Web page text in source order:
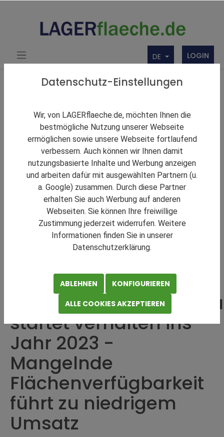
DE LOGIN
Themen Rund um Lager und LAGERflaeche.de
Jahr 2023 - Mangelnde Flächenverfügbarkeit führt
zu niedrigem Umsatz
startet verhalten ins
Jahr 2023 -
Mangelnde
Flächenverfügbarkeit
führt zu niedrigem
Umsatz
Datenschutz-Einstellungen
Wir, von LAGERflaeche.de, möchten Ihnen die
bestmögliche Nutzung unserer Webseite
ermöglichen sowie unsere Webseite fortlaufend
verbessern. Auch können wir Ihnen damit
nutzungsbasierte Inhalte und Werbung anzeigen
und arbeiten dafür mit ausgewählten Partnern (u.
a. Google) zusammen. Durch diese Partner
erhalten Sie auch Werbung auf anderen
Webseiten. Sie können Ihre freiwillige
Zustimmung jederzeit widerrufen. Weitere
Informationen finden Sie in unserer
Datenschutzerklärung.
ABLEHNEN
KONFIGURIEREN
ALLE COOKIES AKZEPTIEREN